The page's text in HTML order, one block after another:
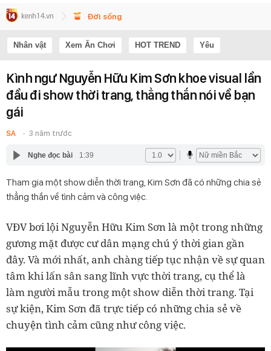
Đời sống
Nhân vật Xem Ăn Chơi HOT TREND Yêu
Kình ngư Nguyễn Hữu Kim Sơn khoe visual lần
đầu đi show thời trang, thẳng thắn nói về bạn
gái
SA 3 năm trước
Nghe đọc bài 1:39
Tham gia một show diễn thời trang, Kim Sơn đã có những chia sẻ
thẳng thắn về tình cảm và công việc.
VĐV bơi lội Nguyễn Hữu Kim Sơn là một trong những
gương mặt được cư dân mạng chú ý thời gian gần
đây. Và mới nhất, anh chàng tiếp tục nhận về sự quan
tâm khi lấn sân sang lĩnh vực thời trang, cụ thể là
làm người mẫu trong một show diễn thời trang. Tại
sự kiện, Kim Sơn đã trực tiếp có những chia sẻ về
chuyện tình cảm cũng như công việc.